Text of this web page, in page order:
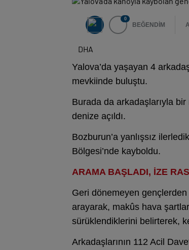
0
BEĞENDİM
DHA
Yalova’da yaşayan 4
mevkiinde buluştu.
Burada da arkadaşlarıyla
denize açıldı.
Bozburun’a yanlışsız
Bölgesi’nde kayboldu.
ARAMA BAŞLADI, İZE
Geri dönemeyen gençlerden
arayarak, makûs hava
sürüklendiklerini belirterek,
Arkadaşlarının 112 Acil